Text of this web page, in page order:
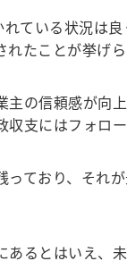
ている状況は
たことが挙げら
の信頼感が向
支にはフォロ
ており、それ
るとはいえ、